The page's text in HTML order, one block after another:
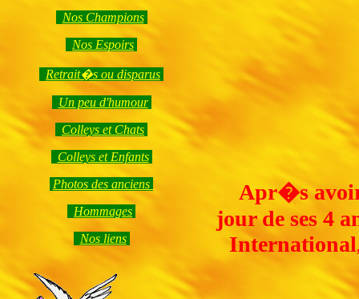
Nos Champions
Nos Espoirs
Retrait�s ou disparus
Un peu d'humour
Colleys et Chats
Colleys et Enfants
Photos des anciens
Hommages
Nos liens
Apr�s
jour de ses 4
International